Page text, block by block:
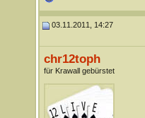
03.11.2011, 14:27
chr12toph
für Krawall gebürstet